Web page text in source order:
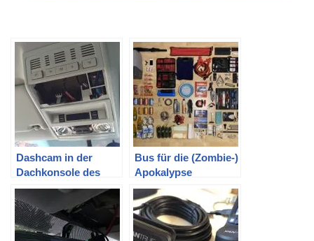
Dashcam in der
Dachkonsole des
T5.2 Multivan
verbauen
Bus für die (Zombie-)
Apokalypse
ausstatten | oder
Packliste für ein
Campingwochenend
e